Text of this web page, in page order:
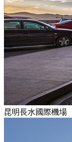
昆明長水國際機場